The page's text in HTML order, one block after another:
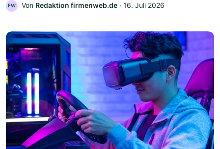
FW Von Redaktion firmenweb.de ‧ 16. Juli 2026